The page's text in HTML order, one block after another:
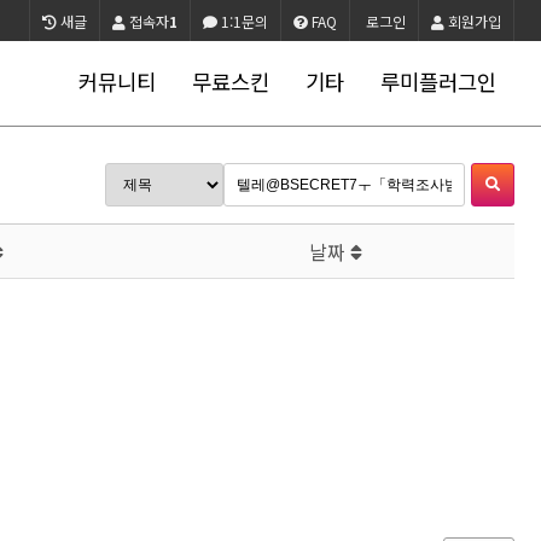
회원가입
로그인
FAQ
1:1문의
접속자1
새글
커뮤니티 무료스킨 기타 루미플러그인
날짜